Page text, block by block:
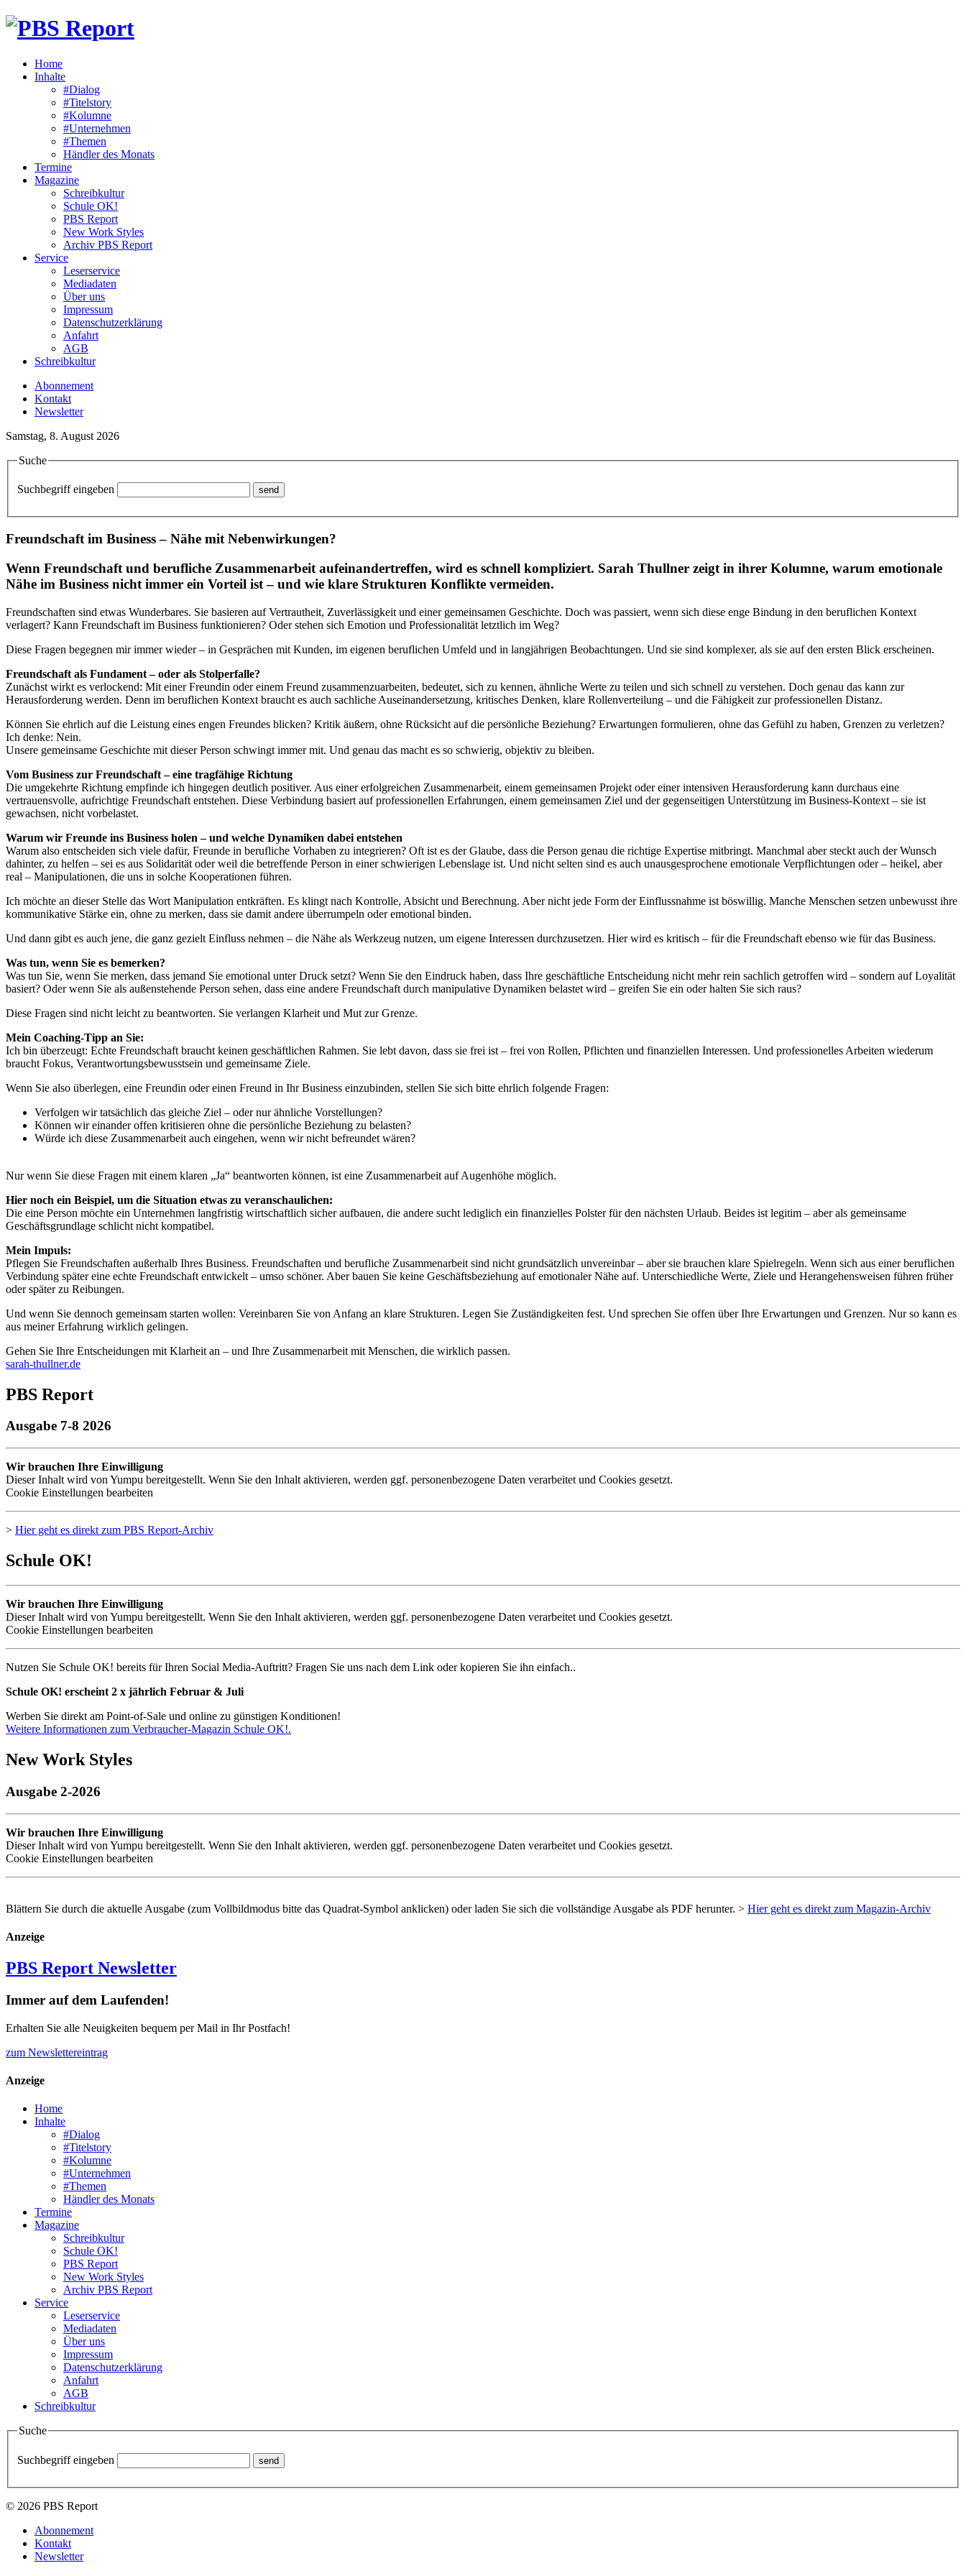
Home
Inhalte
#Dialog
#Titelstory
#Kolumne
#Unternehmen
#Themen
Händler des Monats
Termine
Magazine
Schreibkultur
Schule OK!
PBS Report
New Work Styles
Archiv PBS Report
Service
Leserservice
Mediadaten
Über uns
Impressum
Datenschutzerklärung
Anfahrt
AGB
Schreibkultur
Abonnement
Kontakt
Newsletter
Samstag, 8. August 2026
Suche
Suchbegriff eingeben
Freundschaft im Business – Nähe mit Nebenwirkungen?
Wenn Freundschaft und berufliche Zusammenarbeit aufeinandertreffen, wird es schnell kompliziert. Sarah Thullner zeigt in ihrer Kolumne, warum emotionale
Nähe im Business nicht immer ein Vorteil ist – und wie klare Strukturen Konflikte vermeiden.
Freundschaften sind etwas Wunderbares. Sie basieren auf Vertrautheit, Zuverlässigkeit und einer gemeinsamen Geschichte. Doch was passiert, wenn sich diese enge Bindung in den beruflichen Kontext
verlagert? Kann Freundschaft im Business funktionieren? Oder stehen sich Emotion und Professionalität letztlich im Weg?
Diese Fragen begegnen mir immer wieder – in Gesprächen mit Kunden, im eigenen beruflichen Umfeld und in langjährigen Beobachtungen. Und sie sind komplexer, als sie auf den ersten Blick erscheinen.
Freundschaft als Fundament – oder als Stolperfalle?
Zunächst wirkt es verlockend: Mit einer Freundin oder einem Freund zusammenzuarbeiten, bedeutet, sich zu kennen, ähnliche Werte zu teilen und sich schnell zu verstehen. Doch genau das kann zur
Herausforderung werden. Denn im beruflichen Kontext braucht es auch sachliche Auseinandersetzung, kritisches Denken, klare Rollenverteilung – und die Fähigkeit zur professionellen Distanz.
Können Sie ehrlich auf die Leistung eines engen Freundes blicken? Kritik äußern, ohne Rücksicht auf die persönliche Beziehung? Erwartungen formulieren, ohne das Gefühl zu haben, Grenzen zu verletzen?
Ich denke: Nein.
Unsere gemeinsame Geschichte mit dieser Person schwingt immer mit. Und genau das macht es so schwierig, objektiv zu bleiben.
Vom Business zur Freundschaft – eine tragfähige Richtung
Die umgekehrte Richtung empfinde ich hingegen deutlich positiver. Aus einer erfolgreichen Zusammenarbeit, einem gemeinsamen Projekt oder einer intensiven Herausforderung kann durchaus eine
vertrauensvolle, aufrichtige Freundschaft entstehen. Diese Verbindung basiert auf professionellen Erfahrungen, einem gemeinsamen Ziel und der gegenseitigen Unterstützung im Business-Kontext – sie ist
gewachsen, nicht vorbelastet.
Warum wir Freunde ins Business holen – und welche Dynamiken dabei entstehen
Warum also entscheiden sich viele dafür, Freunde in berufliche Vorhaben zu integrieren? Oft ist es der Glaube, dass die Person genau die richtige Expertise mitbringt. Manchmal aber steckt auch der Wunsch
dahinter, zu helfen – sei es aus Solidarität oder weil die betreffende Person in einer schwierigen Lebenslage ist. Und nicht selten sind es auch unausgesprochene emotionale Verpflichtungen oder – heikel, aber
real – Manipulationen, die uns in solche Kooperationen führen.
Ich möchte an dieser Stelle das Wort Manipulation entkräften. Es klingt nach Kontrolle, Absicht und Berechnung. Aber nicht jede Form der Einflussnahme ist böswillig. Manche Menschen setzen unbewusst ihre
kommunikative Stärke ein, ohne zu merken, dass sie damit andere überrumpeln oder emotional binden.
Und dann gibt es auch jene, die ganz gezielt Einfluss nehmen – die Nähe als Werkzeug nutzen, um eigene Interessen durchzusetzen. Hier wird es kritisch – für die Freundschaft ebenso wie für das Business.
Was tun, wenn Sie es bemerken?
Was tun Sie, wenn Sie merken, dass jemand Sie emotional unter Druck setzt? Wenn Sie den Eindruck haben, dass Ihre geschäftliche Entscheidung nicht mehr rein sachlich getroffen wird – sondern auf Loyalität
basiert? Oder wenn Sie als außenstehende Person sehen, dass eine andere Freundschaft durch manipulative Dynamiken belastet wird – greifen Sie ein oder halten Sie sich raus?
Diese Fragen sind nicht leicht zu beantworten. Sie verlangen Klarheit und Mut zur Grenze.
Mein Coaching-Tipp an Sie:
Ich bin überzeugt: Echte Freundschaft braucht keinen geschäftlichen Rahmen. Sie lebt davon, dass sie frei ist – frei von Rollen, Pflichten und finanziellen Interessen. Und professionelles Arbeiten wiederum
braucht Fokus, Verantwortungsbewusstsein und gemeinsame Ziele.
Wenn Sie also überlegen, eine Freundin oder einen Freund in Ihr Business einzubinden, stellen Sie sich bitte ehrlich folgende Fragen:
Verfolgen wir tatsächlich das gleiche Ziel – oder nur ähnliche Vorstellungen?
Können wir einander offen kritisieren ohne die persönliche Beziehung zu belasten?
Würde ich diese Zusammenarbeit auch eingehen, wenn wir nicht befreundet wären?
Nur wenn Sie diese Fragen mit einem klaren „Ja“ beantworten können, ist eine Zusammenarbeit auf Augenhöhe möglich.
Hier noch ein Beispiel, um die Situation etwas zu veranschaulichen:
Die eine Person möchte ein Unternehmen langfristig wirtschaftlich sicher aufbauen, die andere sucht lediglich ein finanzielles Polster für den nächsten Urlaub. Beides ist legitim – aber als gemeinsame
Geschäftsgrundlage schlicht nicht kompatibel.
Mein Impuls:
Pflegen Sie Freundschaften außerhalb Ihres Business. Freundschaften und berufliche Zusammenarbeit sind nicht grundsätzlich unvereinbar – aber sie brauchen klare Spielregeln. Wenn sich aus einer beruflichen
Verbindung später eine echte Freundschaft entwickelt – umso schöner. Aber bauen Sie keine Geschäftsbeziehung auf emotionaler Nähe auf. Unterschiedliche Werte, Ziele und Herangehensweisen führen früher
oder später zu Reibungen.
Und wenn Sie dennoch gemeinsam starten wollen: Vereinbaren Sie von Anfang an klare Strukturen. Legen Sie Zuständigkeiten fest. Und sprechen Sie offen über Ihre Erwartungen und Grenzen. Nur so kann es
aus meiner Erfahrung wirklich gelingen.
Gehen Sie Ihre Entscheidungen mit Klarheit an – und Ihre Zusammenarbeit mit Menschen, die wirklich passen.
sarah-thullner.de
PBS Report
Ausgabe 7-8 2026
Wir brauchen Ihre Einwilligung
Dieser Inhalt wird von Yumpu bereitgestellt. Wenn Sie den Inhalt aktivieren, werden ggf. personenbezogene Daten verarbeitet und Cookies gesetzt.
Cookie Einstellungen bearbeiten
> Hier geht es direkt zum PBS Report-Archiv
Schule OK!
Wir brauchen Ihre Einwilligung
Dieser Inhalt wird von Yumpu bereitgestellt. Wenn Sie den Inhalt aktivieren, werden ggf. personenbezogene Daten verarbeitet und Cookies gesetzt.
Cookie Einstellungen bearbeiten
Nutzen Sie Schule OK! bereits für Ihren Social Media-Auftritt? Fragen Sie uns nach dem Link oder kopieren Sie ihn einfach..
Schule OK! erscheint 2 x jährlich Februar & Juli
Werben Sie direkt am Point-of-Sale und online zu günstigen Konditionen!
Weitere Informationen zum Verbraucher-Magazin Schule OK!.
New Work Styles
Ausgabe 2-2026
Wir brauchen Ihre Einwilligung
Dieser Inhalt wird von Yumpu bereitgestellt. Wenn Sie den Inhalt aktivieren, werden ggf. personenbezogene Daten verarbeitet und Cookies gesetzt.
Cookie Einstellungen bearbeiten
Blättern Sie durch die aktuelle Ausgabe (zum Vollbildmodus bitte das Quadrat-Symbol anklicken) oder laden Sie sich die vollständige Ausgabe als PDF herunter. > Hier geht es direkt zum Magazin-Archiv
Anzeige
PBS Report Newsletter
Immer auf dem Laufenden!
Erhalten Sie alle Neuigkeiten bequem per Mail in Ihr Postfach!
zum Newslettereintrag
Anzeige
Home
Inhalte
#Dialog
#Titelstory
#Kolumne
#Unternehmen
#Themen
Händler des Monats
Termine
Magazine
Schreibkultur
Schule OK!
PBS Report
New Work Styles
Archiv PBS Report
Service
Leserservice
Mediadaten
Über uns
Impressum
Datenschutzerklärung
Anfahrt
AGB
Schreibkultur
Suche
Suchbegriff eingeben
© 2026 PBS Report
Abonnement
Kontakt
Newsletter